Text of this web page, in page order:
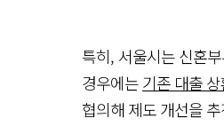
특히, 서울시는 신혼
경우에는기존 대출
협의해 제도 개선을